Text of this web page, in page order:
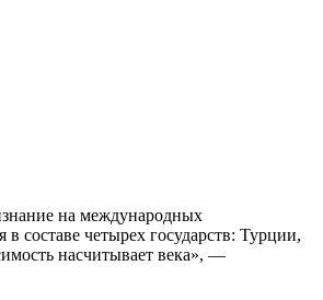
на международных
составе четырех государств: Турции,
насчитывает века», —